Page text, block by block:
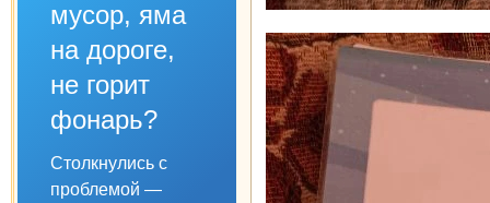
мусор, яма
на дороге,
не горит
фонарь?
Столкнулись с
проблемой —